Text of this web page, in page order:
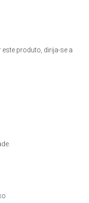
produto, dirija-se a